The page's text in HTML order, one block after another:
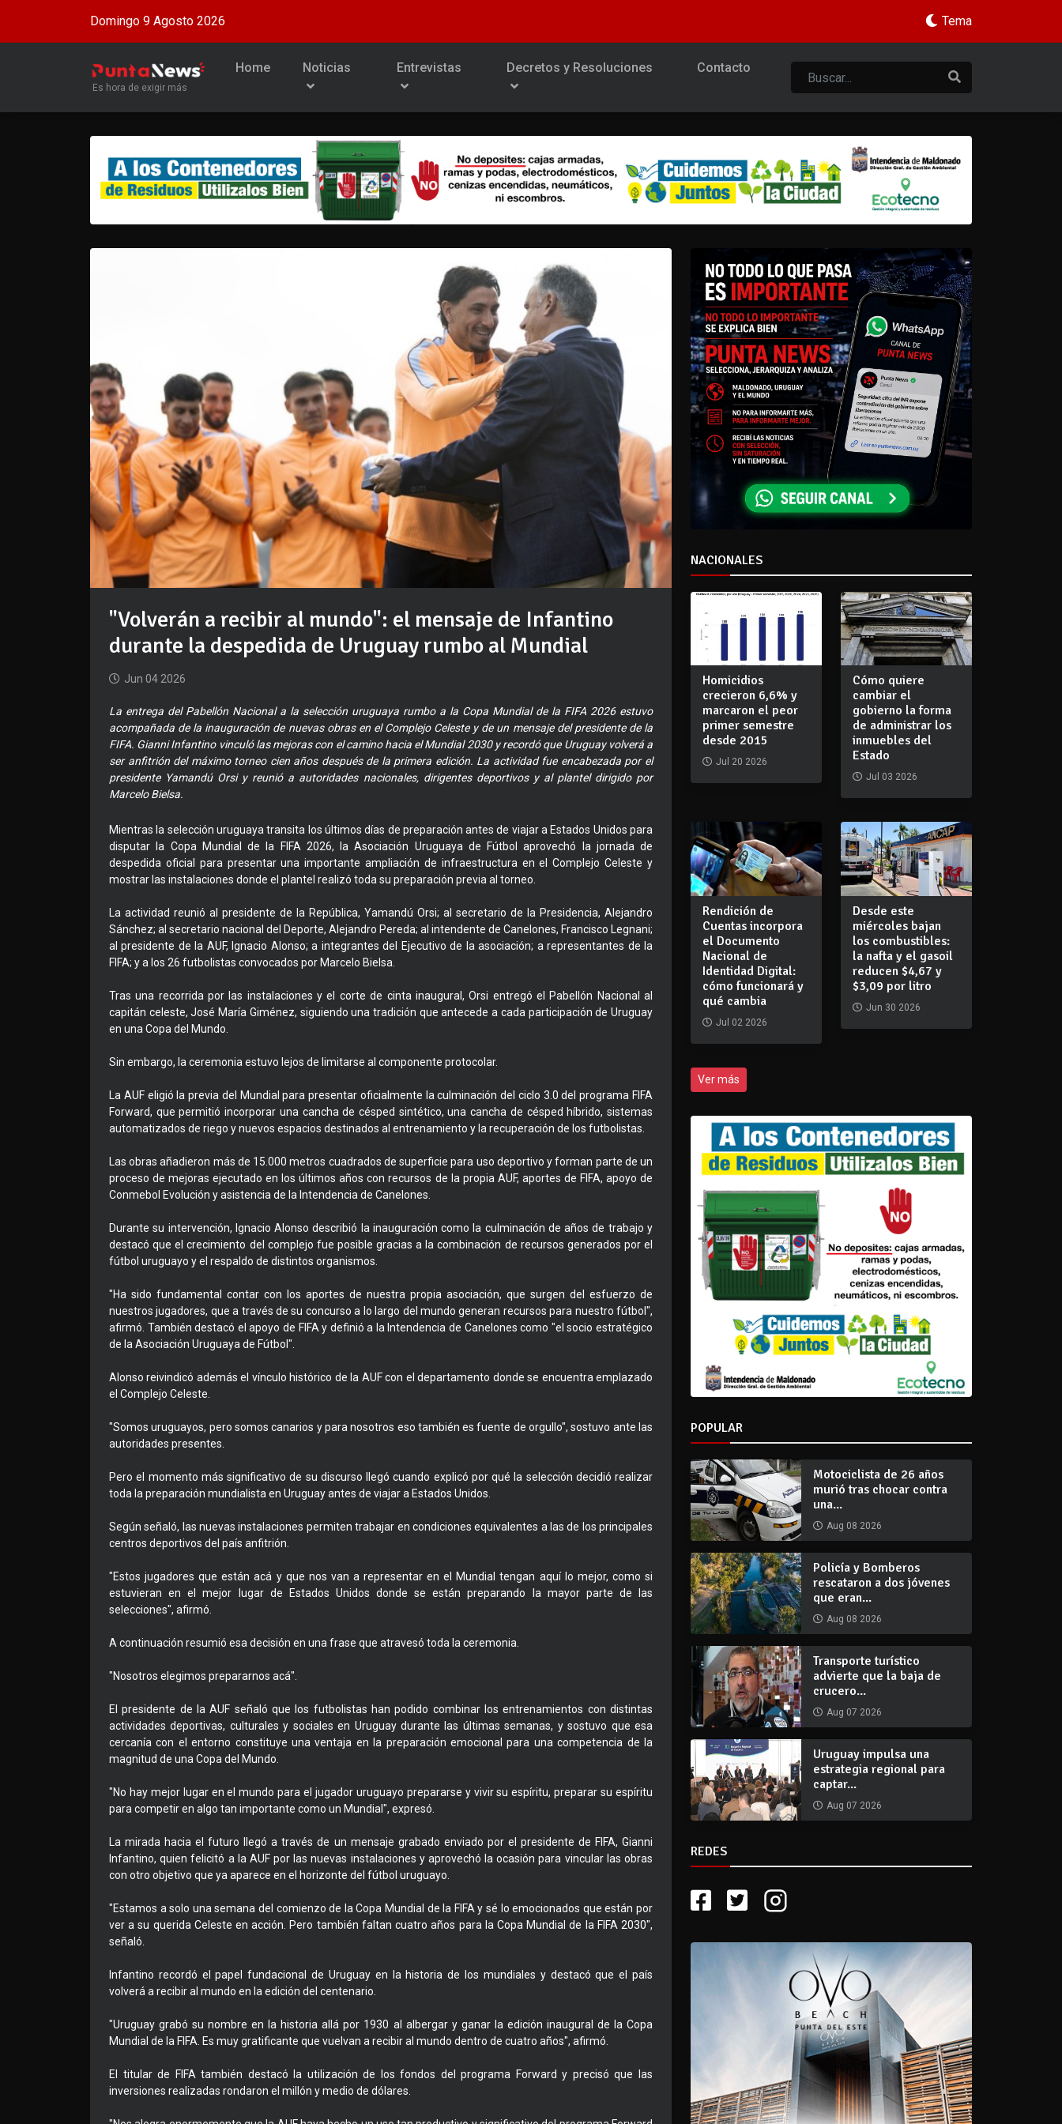
Domingo 9 Agosto 2026 Tema
Es hora de exigir más
Home Noticias Entrevistas Decretos y Resoluciones Contacto
"Volverán a recibir al mundo": el mensaje de Infantino
durante la despedida de Uruguay rumbo al Mundial
Jun 04 2026
La entrega del Pabellón Nacional a la selección uruguaya rumbo a la Copa Mundial de la FIFA 2026 estuvo
acompañada de la inauguración de nuevas obras en el Complejo Celeste y de un mensaje del presidente de la
FIFA. Gianni Infantino vinculó las mejoras con el camino hacia el Mundial 2030 y recordó que Uruguay volverá a
ser anfitrión del máximo torneo cien años después de la primera edición. La actividad fue encabezada por el
presidente Yamandú Orsi y reunió a autoridades nacionales, dirigentes deportivos y al plantel dirigido por
Marcelo Bielsa.
Mientras la selección uruguaya transita los últimos días de preparación antes de viajar a Estados Unidos para
disputar la Copa Mundial de la FIFA 2026, la Asociación Uruguaya de Fútbol aprovechó la jornada de
despedida oficial para presentar una importante ampliación de infraestructura en el Complejo Celeste y
mostrar las instalaciones donde el plantel realizó toda su preparación previa al torneo.
La actividad reunió al presidente de la República, Yamandú Orsi; al secretario de la Presidencia, Alejandro
Sánchez; al secretario nacional del Deporte, Alejandro Pereda; al intendente de Canelones, Francisco Legnani;
al presidente de la AUF, Ignacio Alonso; a integrantes del Ejecutivo de la asociación; a representantes de la
FIFA; y a los 26 futbolistas convocados por Marcelo Bielsa.
Tras una recorrida por las instalaciones y el corte de cinta inaugural, Orsi entregó el Pabellón Nacional al
capitán celeste, José María Giménez, siguiendo una tradición que antecede a cada participación de Uruguay
en una Copa del Mundo.
Sin embargo, la ceremonia estuvo lejos de limitarse al componente protocolar.
La AUF eligió la previa del Mundial para presentar oficialmente la culminación del ciclo 3.0 del programa FIFA
Forward, que permitió incorporar una cancha de césped sintético, una cancha de césped híbrido, sistemas
automatizados de riego y nuevos espacios destinados al entrenamiento y la recuperación de los futbolistas.
Las obras añadieron más de 15.000 metros cuadrados de superficie para uso deportivo y forman parte de un
proceso de mejoras ejecutado en los últimos años con recursos de la propia AUF, aportes de FIFA, apoyo de
Conmebol Evolución y asistencia de la Intendencia de Canelones.
Durante su intervención, Ignacio Alonso describió la inauguración como la culminación de años de trabajo y
destacó que el crecimiento del complejo fue posible gracias a la combinación de recursos generados por el
fútbol uruguayo y el respaldo de distintos organismos.
"Ha sido fundamental contar con los aportes de nuestra propia asociación, que surgen del esfuerzo de
nuestros jugadores, que a través de su concurso a lo largo del mundo generan recursos para nuestro fútbol",
afirmó. También destacó el apoyo de FIFA y definió a la Intendencia de Canelones como "el socio estratégico
de la Asociación Uruguaya de Fútbol".
Alonso reivindicó además el vínculo histórico de la AUF con el departamento donde se encuentra emplazado
el Complejo Celeste.
"Somos uruguayos, pero somos canarios y para nosotros eso también es fuente de orgullo", sostuvo ante las
autoridades presentes.
Pero el momento más significativo de su discurso llegó cuando explicó por qué la selección decidió realizar
toda la preparación mundialista en Uruguay antes de viajar a Estados Unidos.
Según señaló, las nuevas instalaciones permiten trabajar en condiciones equivalentes a las de los principales
centros deportivos del país anfitrión.
"Estos jugadores que están acá y que nos van a representar en el Mundial tengan aquí lo mejor, como si
estuvieran en el mejor lugar de Estados Unidos donde se están preparando la mayor parte de las
selecciones", afirmó.
A continuación resumió esa decisión en una frase que atravesó toda la ceremonia.
"Nosotros elegimos prepararnos acá".
El presidente de la AUF señaló que los futbolistas han podido combinar los entrenamientos con distintas
actividades deportivas, culturales y sociales en Uruguay durante las últimas semanas, y sostuvo que esa
cercanía con el entorno constituye una ventaja en la preparación emocional para una competencia de la
magnitud de una Copa del Mundo.
"No hay mejor lugar en el mundo para el jugador uruguayo prepararse y vivir su espíritu, preparar su espíritu
para competir en algo tan importante como un Mundial", expresó.
La mirada hacia el futuro llegó a través de un mensaje grabado enviado por el presidente de FIFA, Gianni
Infantino, quien felicitó a la AUF por las nuevas instalaciones y aprovechó la ocasión para vincular las obras
con otro objetivo que ya aparece en el horizonte del fútbol uruguayo.
"Estamos a solo una semana del comienzo de la Copa Mundial de la FIFA y sé lo emocionados que están por
ver a su querida Celeste en acción. Pero también faltan cuatro años para la Copa Mundial de la FIFA 2030",
señaló.
Infantino recordó el papel fundacional de Uruguay en la historia de los mundiales y destacó que el país
volverá a recibir al mundo en la edición del centenario.
"Uruguay grabó su nombre en la historia allá por 1930 al albergar y ganar la edición inaugural de la Copa
Mundial de la FIFA. Es muy gratificante que vuelvan a recibir al mundo dentro de cuatro años", afirmó.
El titular de FIFA también destacó la utilización de los fondos del programa Forward y precisó que las
inversiones realizadas rondaron el millón y medio de dólares.
NACIONALES
Homicidios
crecieron 6,6% y
marcaron el peor
primer semestre
desde 2015
Jul 20 2026
Cómo quiere
cambiar el
gobierno la forma
de administrar los
inmuebles del
Estado
Jul 03 2026
Rendición de
Cuentas incorpora
el Documento
Nacional de
Identidad Digital:
cómo funcionará y
qué cambia
Jul 02 2026
Desde este
miércoles bajan
los combustibles:
la nafta y el gasoil
reducen $4,67 y
$3,09 por litro
Jun 30 2026
Ver más
POPULAR
Motociclista de 26 años
murió tras chocar contra
una...
Aug 08 2026
Policía y Bomberos
rescataron a dos jóvenes
que eran...
Aug 08 2026
Transporte turístico
advierte que la baja de
crucero...
Aug 07 2026
Uruguay impulsa una
estrategia regional para
captar...
Aug 07 2026
REDES